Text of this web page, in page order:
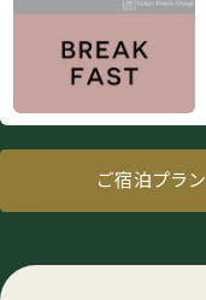
ご宿泊プラ